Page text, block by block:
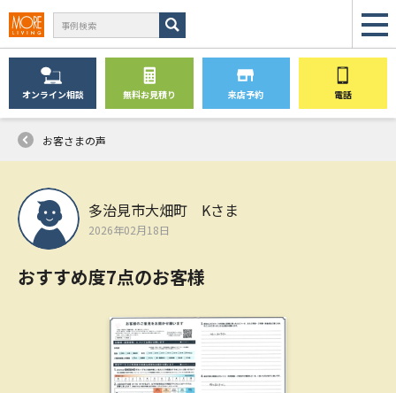
オンライン相談 無料お見積り 来店予約 電話
お客さまの声
多治見市大畑町 Kさま
2026年02月18日
おすすめ度7点のお客様